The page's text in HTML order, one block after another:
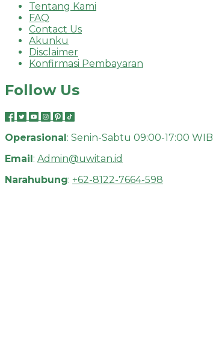
Tentang Kami
FAQ
Contact Us
Akunku
Disclaimer
Konfirmasi Pembayaran
Follow Us
Operasional: Senin-Sabtu 09:00-17:00 WIB
Email: Admin@uwitan.id
Narahubung: +62-8122-7664-598